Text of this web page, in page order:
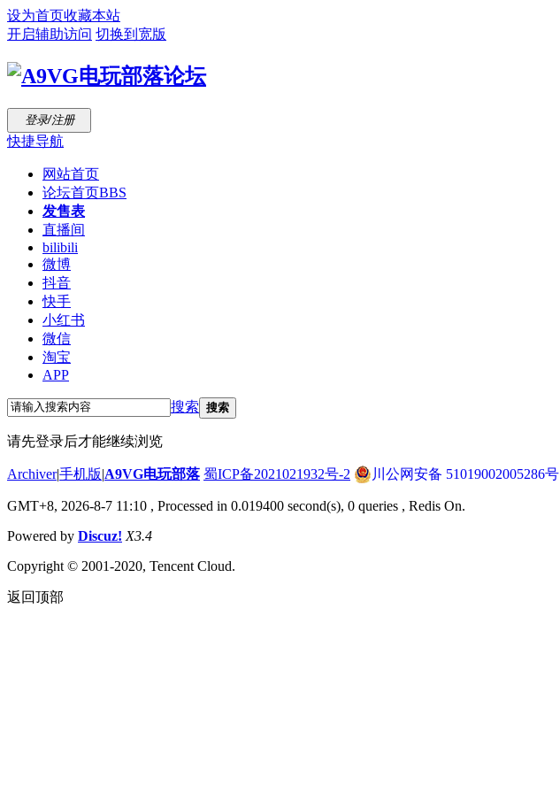
设为首页收藏本站
开启辅助访问 切换到宽版
登录/注册
快捷导航
网站首页
论坛首页BBS
发售表
直播间
bilibili
微博
抖音
快手
小红书
微信
淘宝
APP
搜索 搜索
请先登录后才能继续浏览
Archiver|手机版|A9VG电玩部落 蜀ICP备2021021932号-2 川公网安备 51019002005286号
GMT+8, 2026-8-7 11:10 , Processed in 0.019400 second(s), 0 queries , Redis On.
Powered by Discuz! X3.4
Copyright © 2001-2020, Tencent Cloud.
返回顶部